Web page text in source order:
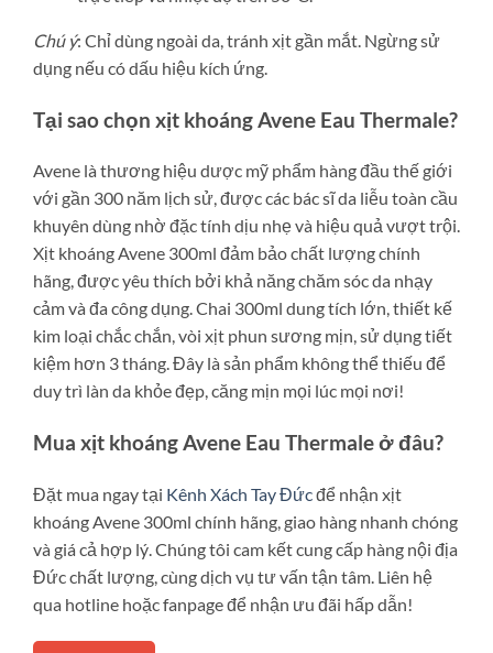
Chú ý: Chỉ dùng ngoài da, tránh xịt gần mắt. Ngừng sử
dụng nếu có dấu hiệu kích ứng.
Tại sao chọn xịt khoáng Avene Eau Thermale?
Avene là thương hiệu dược mỹ phẩm hàng đầu thế giới
với gần 300 năm lịch sử, được các bác sĩ da liễu toàn cầu
khuyên dùng nhờ đặc tính dịu nhẹ và hiệu quả vượt trội.
Xịt khoáng Avene 300ml đảm bảo chất lượng chính
hãng, được yêu thích bởi khả năng chăm sóc da nhạy
cảm và đa công dụng. Chai 300ml dung tích lớn, thiết kế
kim loại chắc chắn, vòi xịt phun sương mịn, sử dụng tiết
kiệm hơn 3 tháng. Đây là sản phẩm không thể thiếu để
duy trì làn da khỏe đẹp, căng mịn mọi lúc mọi nơi!
Mua xịt khoáng Avene Eau Thermale ở đâu?
Đặt mua ngay tại Kênh Xách Tay Đứcđể nhận xịt
khoáng Avene 300ml chính hãng, giao hàng nhanh chóng
và giá cả hợp lý. Chúng tôi cam kết cung cấp hàng nội địa
Đức chất lượng, cùng dịch vụ tư vấn tận tâm. Liên hệ
qua hotline hoặc fanpage để nhận ưu đãi hấp dẫn!